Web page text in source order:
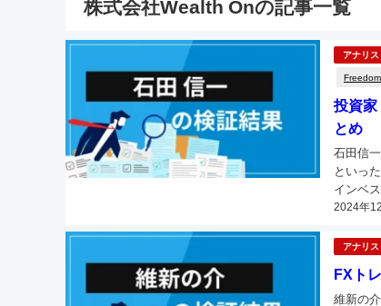
株式会社Wealth Onの記事一覧
アナリス
投資家
とめ
2024年
石田信
といっ
インベ
アナリス
FXト
維新の